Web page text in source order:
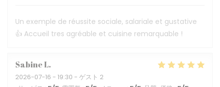
Un exemple de réussite sociale, salariale et gustative
👍 Accueil tres agréable et cuisine remarquable !
SabineL
2026-07-16 - 19:30 - ゲスト 2